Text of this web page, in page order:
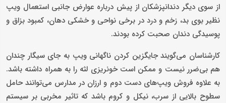
از سوی دیگر دندانپزشکان از پیش درباره عوارض جانبی استعمال ویپ
نظیر بوی بد، زخم و درد در برخی نواحی و خشکی دهان، کمبود بزاق و
پوسیدگی دندان صحبت کرده بودند.
کارشناسان می‌گویند جایگزین کردن ناگهانی ویپ به جای سیگار چندان
هم بی‌ضرر نیست و ممکن است خونریزی لثه را به همراه داشته باشد.
به علاوه فروش ویپ‌های دست دوم و ارزان در مدارس می‌توانند حامل
سطوح بالایی از سرب، نیکل و کروم باشد که تاثیر مخربی بر سیستم